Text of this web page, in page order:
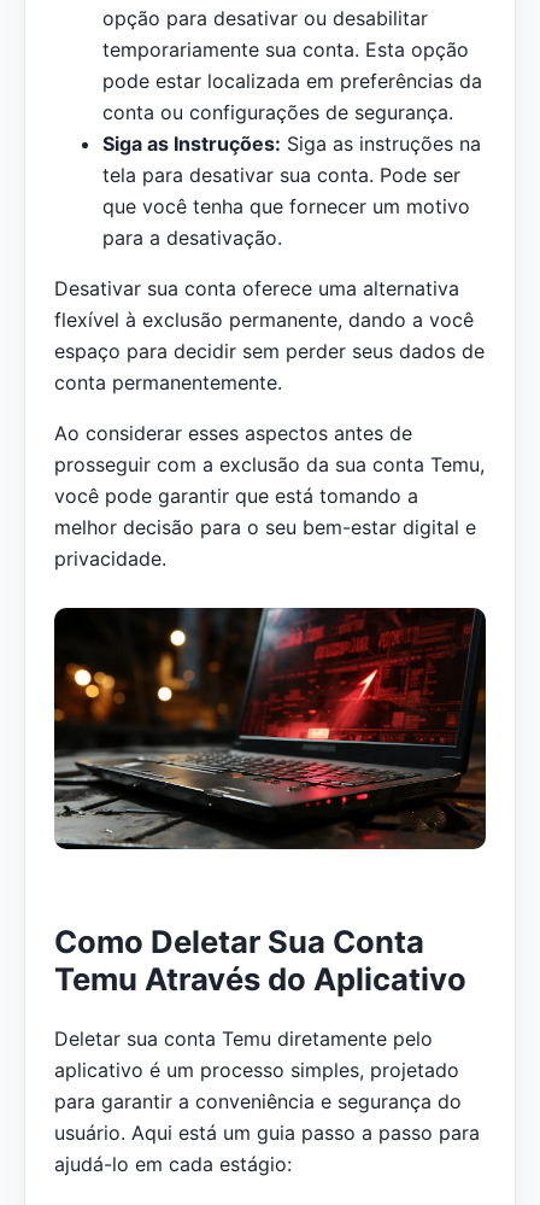
opção para desativar ou desabilitar
temporariamente sua conta. Esta opção
pode estar localizada em preferências da
conta ou configurações de segurança.
Siga as Instruções: Siga as instruções na
tela para desativar sua conta. Pode ser
que você tenha que fornecer um motivo
para a desativação.
Desativar sua conta oferece uma alternativa
flexível à exclusão permanente, dando a você
espaço para decidir sem perder seus dados de
conta permanentemente.
Ao considerar esses aspectos antes de
prosseguir com a exclusão da sua conta Temu,
você pode garantir que está tomando a
melhor decisão para o seu bem-estar digital e
privacidade.
Como Deletar Sua Conta
Temu Através do Aplicativo
Deletar sua conta Temu diretamente pelo
aplicativo é um processo simples, projetado
para garantir a conveniência e segurança do
usuário. Aqui está um guia passo a passo para
ajudá-lo em cada estágio: